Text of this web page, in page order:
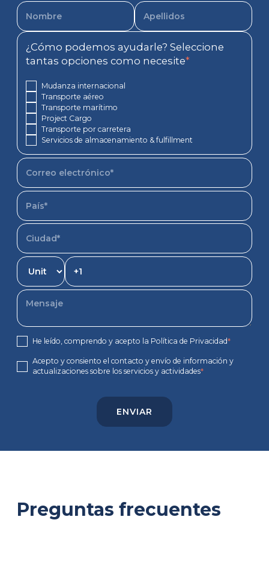
¿Cómo podemos ayudarle? Seleccione
tantas opciones como necesite*
Mudanza internacional
Transporte aéreo
Transporte marítimo
Project Cargo
Transporte por carretera
Servicios de almacenamiento & fulfillment
He leído, comprendo y acepto la Política de Privacidad*
Acepto y consiento el contacto y envío de información y
actualizaciones sobre los servicios y actividades*
Preguntas frecuentes